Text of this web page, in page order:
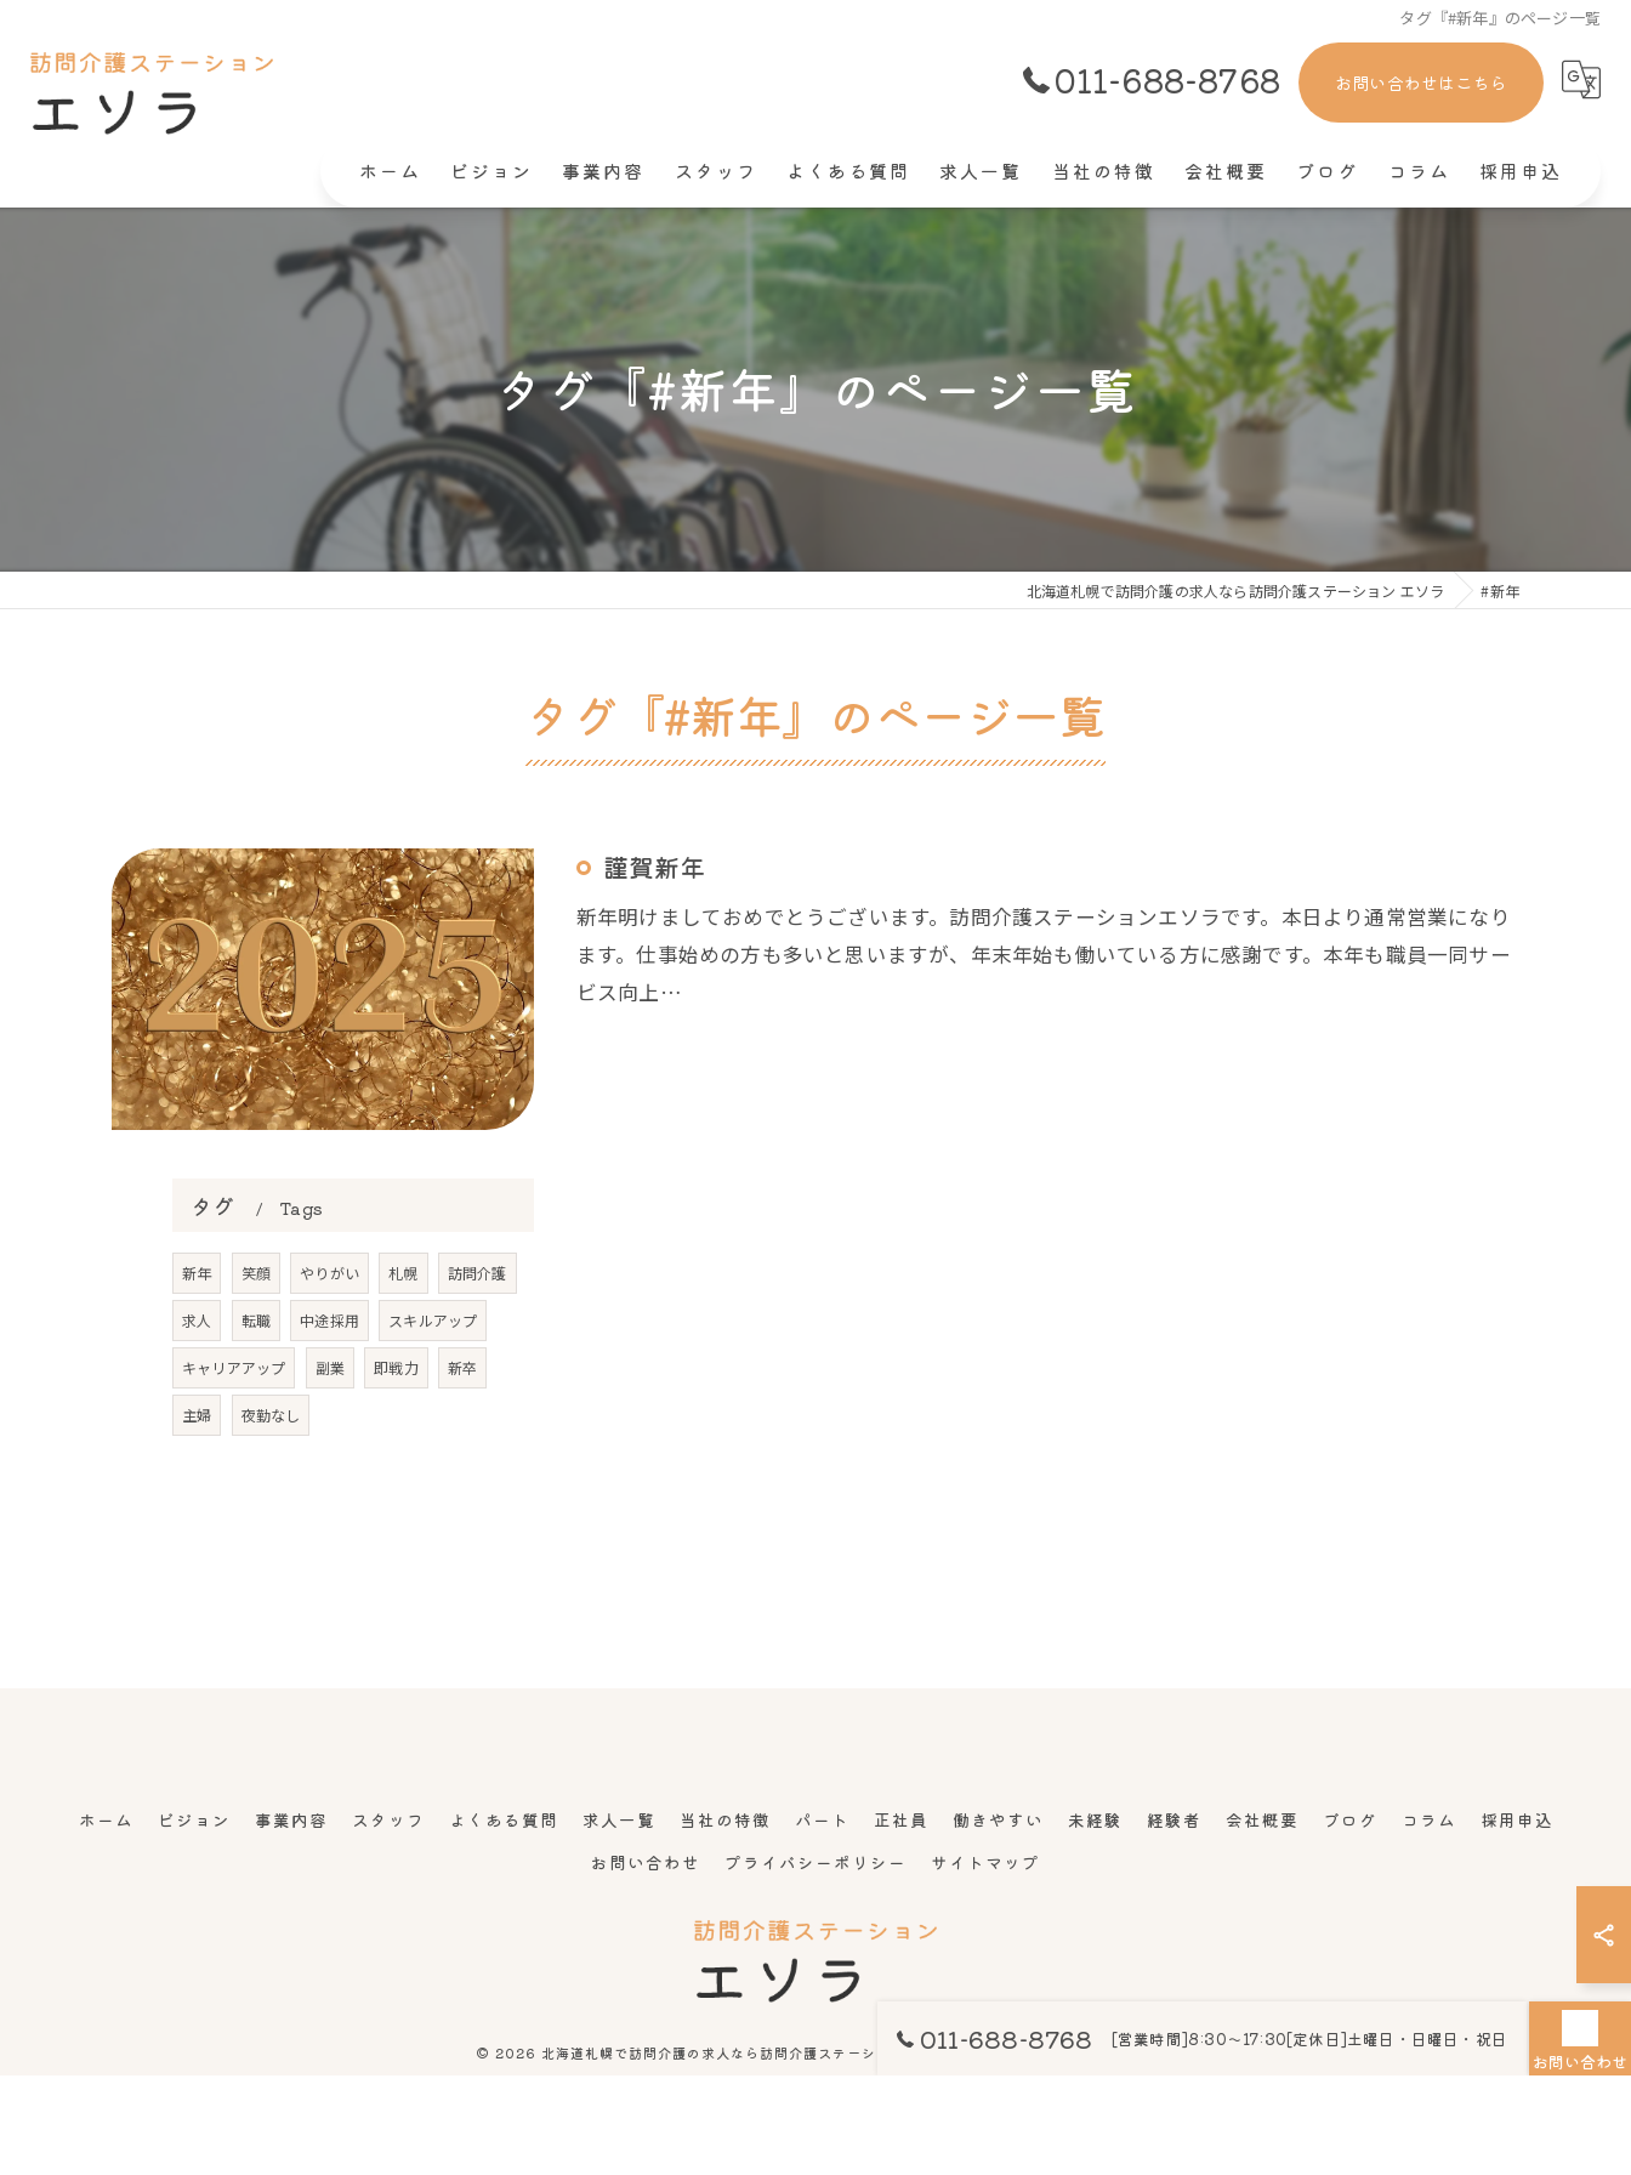
タグ『#新年』のページ一覧
011-688-8768 お問い合わせはこちら
ホーム ビジョン 事業内容 スタッフ よくある質問 求人一覧 当社の特徴
働きやすい
未経験
会社概要 ブログ コラム 採用申込
タグ『#新年』のページ一覧
北海道札幌で訪問介護の求人なら訪問介護ステーション エソラ #新年
タグ『#新年』のページ一覧
謹賀新年
新年明けましておめでとうございます。訪問介護ステーションエソラです。本日より通常営業になり
ます。仕事始めの方も多いと思いますが、年末年始も働いている方に感謝です。本年も職員一同サー
ビス向上…
タグ Tags
新年 笑顔 やりがい 札幌 訪問介護
求人 転職 中途採用 スキルアップ
キャリアアップ 副業 即戦力 新卒
主婦 夜勤なし
011-688-8768
[営業時間]8:30～17:30[定休日]土曜日・日曜日・祝日
お問い合わせ
ホーム ビジョン 事業内容 スタッフ よくある質問 求人一覧 当社の特徴 パート 正社員 働きやすい 未経験 経験者 会社概要 ブログ コラム
採用申込
お問い合わせ
プライバシーポリシー サイトマップ
© 2026 北海道札幌で訪問介護の求人なら訪問介護ステーション エソラ ALL RIGHTS RESERVED.